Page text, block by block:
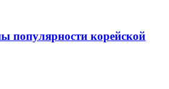
популярности корейской